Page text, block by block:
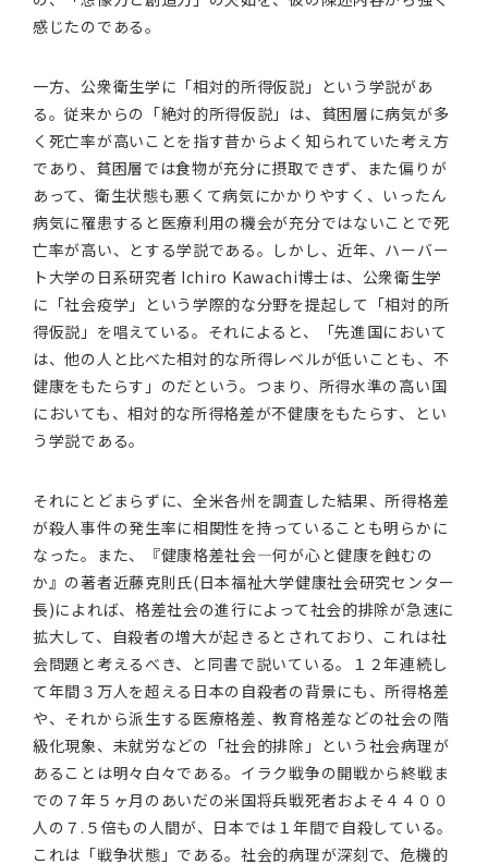
感じたのである。
一方、公衆衛生学に「相対的所得仮説」という学説があ
る。従来からの「絶対的所得仮説」は、貧困層に病気が多
く死亡率が高いことを指す昔からよく知られていた考え方
であり、貧困層では食物が充分に摂取できず、また偏りが
あって、衛生状態も悪くて病気にかかりやすく、いったん
病気に罹患すると医療利用の機会が充分ではないことで死
亡率が高い、とする学説である。しかし、近年、ハーバー
ト大学の日系研究者 Ichiro Kawachi博士は、公衆衛生学
に「社会疫学」という学際的な分野を提起して「相対的所
得仮説」を唱えている。それによると、「先進国において
は、他の人と比べた相対的な所得レベルが低いことも、不
健康をもたらす」のだという。つまり、所得水準の高い国
においても、相対的な所得格差が不健康をもたらす、とい
う学説である。
それにとどまらずに、全米各州を調査した結果、所得格差
が殺人事件の発生率に相関性を持っていることも明らかに
なった。また、『健康格差社会―何が心と健康を蝕むの
か』の著者近藤克則氏(日本福祉大学健康社会研究センター
長)によれば、格差社会の進行によって社会的排除が急速に
拡大して、自殺者の増大が起きるとされており、これは社
会問題と考えるべき、と同書で説いている。１２年連続し
て年間３万人を超える日本の自殺者の背景にも、所得格差
や、それから派生する医療格差、教育格差などの社会の階
級化現象、未就労などの「社会的排除」という社会病理が
あることは明々白々である。イラク戦争の開戦から終戦ま
での７年５ヶ月のあいだの米国将兵戦死者およそ４４００
人の７.５倍もの人間が、日本では１年間で自殺している。
これは「戦争状態」である。社会的病理が深刻で、危機的